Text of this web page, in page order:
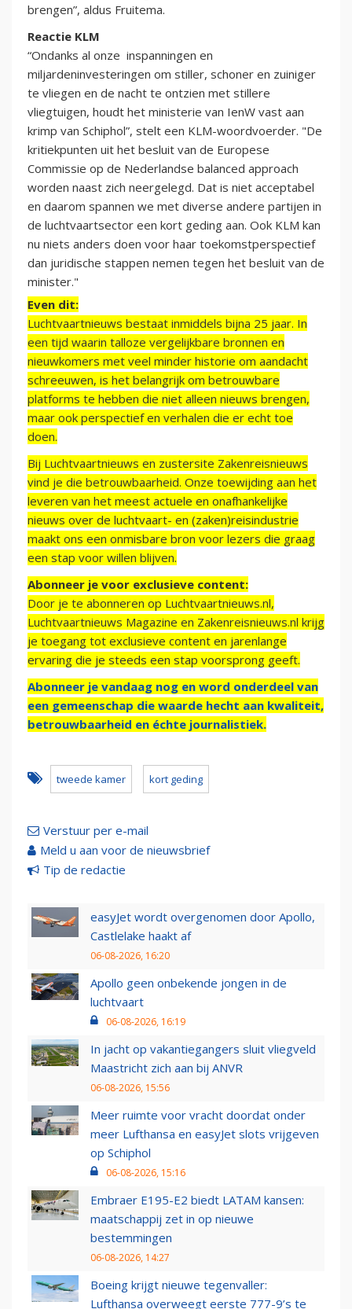
brengen”, aldus Fruitema.
Reactie KLM
“Ondanks al onze inspanningen en
miljardeninvesteringen om stiller, schoner en zuiniger
te vliegen en de nacht te ontzien met stillere
vliegtuigen, houdt het ministerie van IenW vast aan
krimp van Schiphol”, stelt een KLM-woordvoerder. "De
kritiekpunten uit het besluit van de Europese
Commissie op de Nederlandse balanced approach
worden naast zich neergelegd. Dat is niet acceptabel
en daarom spannen we met diverse andere partijen in
de luchtvaartsector een kort geding aan. Ook KLM kan
nu niets anders doen voor haar toekomstperspectief
dan juridische stappen nemen tegen het besluit van de
minister."
Even dit:
Luchtvaartnieuws bestaat inmiddels bijna 25 jaar. In
een tijd waarin talloze vergelijkbare bronnen en
nieuwkomers met veel minder historie om aandacht
schreeuwen, is het belangrijk om betrouwbare
platforms te hebben die niet alleen nieuws brengen,
maar ook perspectief en verhalen die er echt toe
doen.
Bij Luchtvaartnieuws en zustersite Zakenreisnieuws
vind je die betrouwbaarheid. Onze toewijding aan het
leveren van het meest actuele en onafhankelijke
nieuws over de luchtvaart- en (zaken)reisindustrie
maakt ons een onmisbare bron voor lezers die graag
een stap voor willen blijven.
Abonneer je voor exclusieve content:
Door je te abonneren op Luchtvaartnieuws.nl,
Luchtvaartnieuws Magazine en Zakenreisnieuws.nl krijg
je toegang tot exclusieve content en jarenlange
ervaring die je steeds een stap voorsprong geeft.
Abonneer je vandaag nog en word onderdeel van
een gemeenschap die waarde hecht aan kwaliteit,
betrouwbaarheid en échte journalistiek.
tweede kamer kort geding
Verstuur per e-mail
Meld u aan voor de nieuwsbrief
Tip de redactie
easyJet wordt overgenomen door Apollo,
Castlelake haakt af
06-08-2026, 16:20
Apollo geen onbekende jongen in de
luchtvaart
06-08-2026, 16:19
In jacht op vakantiegangers sluit vliegveld
Maastricht zich aan bij ANVR
06-08-2026, 15:56
Meer ruimte voor vracht doordat onder
meer Lufthansa en easyJet slots vrijgeven
op Schiphol
06-08-2026, 15:16
Embraer E195-E2 biedt LATAM kansen:
maatschappij zet in op nieuwe
bestemmingen
06-08-2026, 14:27
Boeing krijgt nieuwe tegenvaller:
Lufthansa overweegt eerste 777-9’s te